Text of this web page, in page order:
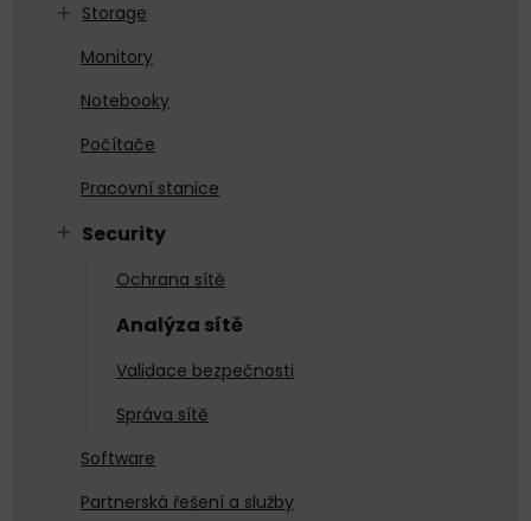
Storage
Monitory
Notebooky
Počítače
Pracovní stanice
Security
Ochrana sítě
Analýza sítě
Validace bezpečnosti
Správa sítě
Software
Partnerská řešení a služby